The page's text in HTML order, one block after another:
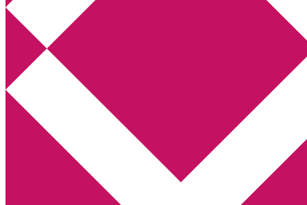
Annikas litteratur- och kulturblogg
Deckare, kriminalromaner, thrillers
Hem
Boktolva
Författarfemman
Kontakt
Webbshop Amazon